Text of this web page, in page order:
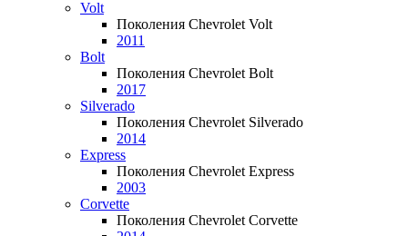
Volt
Поколения Chevrolet Volt
2011
Bolt
Поколения Chevrolet Bolt
2017
Silverado
Поколения Chevrolet Silverado
2014
Express
Поколения Chevrolet Express
2003
Corvette
Поколения Chevrolet Corvette